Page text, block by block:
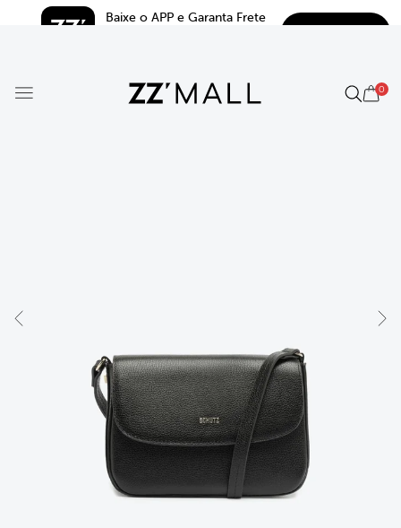
Baixe o APP e Garanta Frete
0